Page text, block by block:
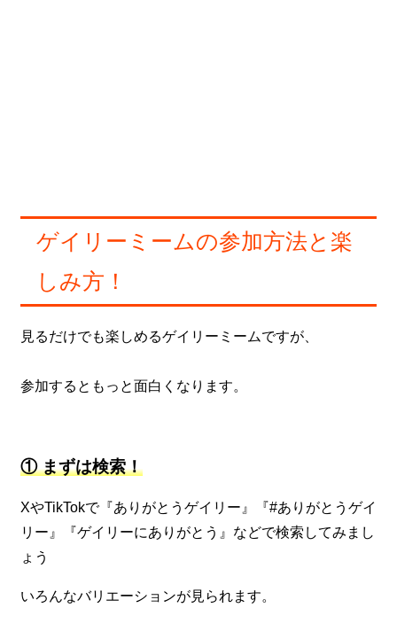
ゲイリーミームの参加方法と楽
しみ方！
見るだけでも楽しめるゲイリーミームですが、
参加するともっと面白くなります。
① まずは検索！
XやTikTokで『ありがとうゲイリー』『#ありがとうゲイ
リー』『ゲイリーにありがとう』などで検索してみまし
ょう
いろんなバリエーションが見られます。